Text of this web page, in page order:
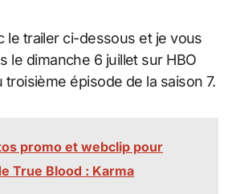
le trailer ci-dessous et je vous
le dimanche 6 juillet sur HBO
épisode de la saison 7.
promo et webclip pour
True Blood : Karma